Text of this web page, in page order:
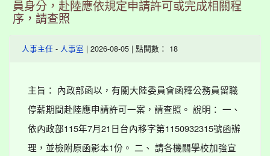
員身分，赴陸應依規定申請許可或完成相關程
序，請查照
人事主任 - 人事室 | 2026-08-05 | 點閱數： 18
主旨： 內政部函以，有關大陸委員會函釋公務員留職
停薪期間赴陸應申請許可一案，請查照。 說明： 一、
依內政部115年7月21日台內移字第1150932315號函辦
理，並檢附原函影本1份。 二、 請各機關學校加強宣